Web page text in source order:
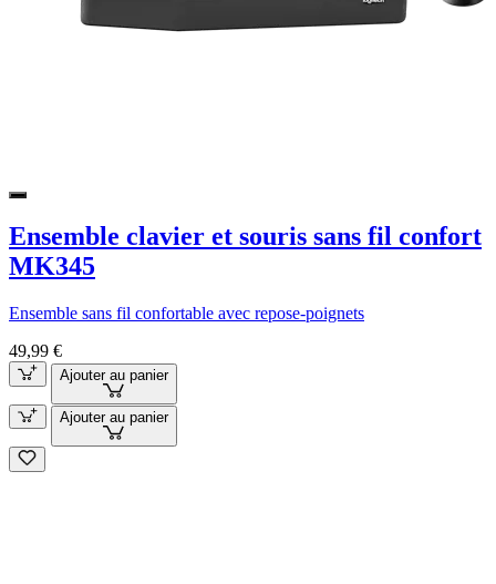
Ensemble clavier et souris sans fil confort
MK345
Ensemble sans fil confortable avec repose-poignets
49,99 €
Ajouter au panier
Ajouter au panier